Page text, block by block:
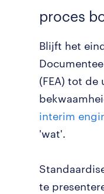
proces
Blijft het
(FEA) tot
interim
'wat'.
te